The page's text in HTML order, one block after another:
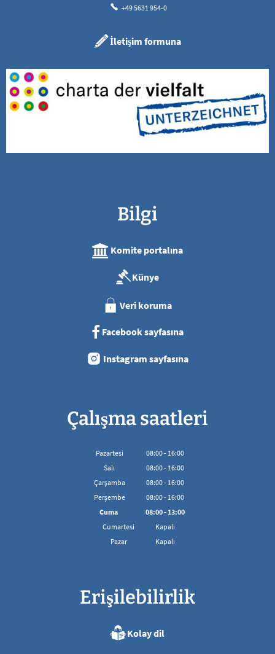
+49 5631 954-0
İletişim formuna
Bilgi
Komite portalına
Künye
Veri koruma
Facebook sayfasına
Instagram sayfasına
Çalışma saatleri
Pazartesi 08:00- 16:00
08:00'den 16:00'ya kadar
Salı 08:00- 16:00
08:00'den 16:00'ya kadar
Çarşamba 08:00- 16:00
08:00'den 16:00'ya kadar
Perşembe 08:00- 16:00
08:00'den 16:00'ya kadar
Cuma 08:00- 13:00
08:00 - 13:00 arası
Cumartesi
Kapalı
Pazar
Kapalı
Erişilebilirlik
Kolay dil